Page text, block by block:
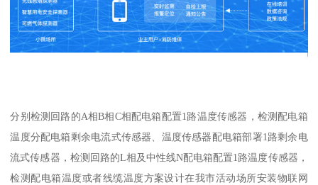
分别检测回路的A相B相C相配电箱配置1路温度传感器，检测配电箱
温度分配电箱剩余电流式传感器、温度传感器配电箱部署1路剩余电
流式传感器，检测回路的L相及中性线N配电箱配置1路温度传感器，
检测配电箱温度或者线缆温度方案设计在我市活动场所安装物联网